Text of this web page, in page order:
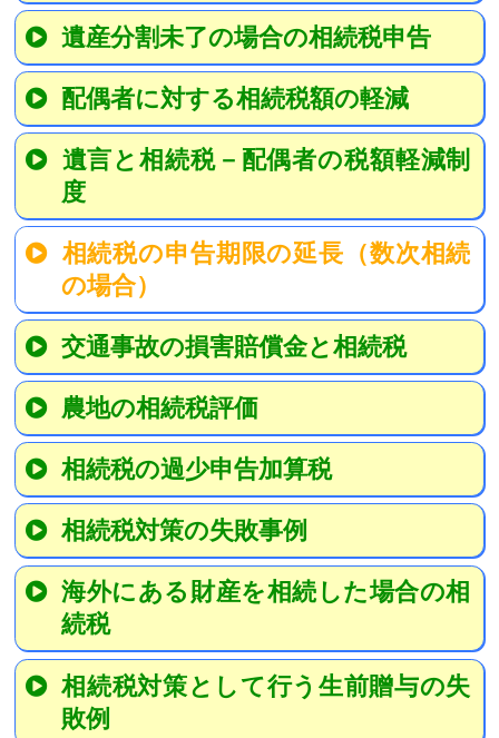
遺産分割未了の場合の相続税申告
配偶者に対する相続税額の軽減
遺言と相続税－配偶者の税額軽減制
度
相続税の申告期限の延長（数次相続
の場合）
交通事故の損害賠償金と相続税
農地の相続税評価
相続税の過少申告加算税
相続税対策の失敗事例
海外にある財産を相続した場合の相
続税
相続税対策として行う生前贈与の失
敗例